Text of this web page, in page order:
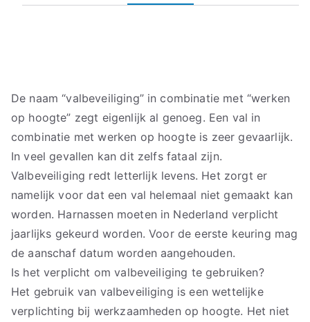
De naam “valbeveiliging” in combinatie met “werken
op hoogte” zegt eigenlijk al genoeg. Een val in
combinatie met werken op hoogte is zeer gevaarlijk.
In veel gevallen kan dit zelfs fataal zijn.
Valbeveiliging redt letterlijk levens. Het zorgt er
namelijk voor dat een val helemaal niet gemaakt kan
worden. Harnassen moeten in Nederland verplicht
jaarlijks gekeurd worden. Voor de eerste keuring mag
de aanschaf datum worden aangehouden.
Is het verplicht om valbeveiliging te gebruiken?
Het gebruik van valbeveiliging is een wettelijke
verplichting bij werkzaamheden op hoogte. Het niet